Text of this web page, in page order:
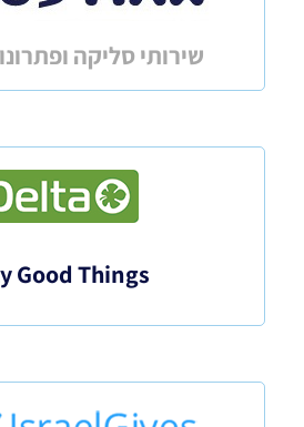
שירותי סליקה
Good Things